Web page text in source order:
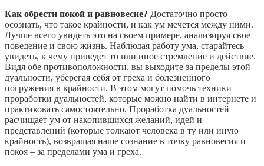
Как обрести покой и равновесие? Достаточно просто
осознать, что такое крайности, и как ум мечется между ними.
Лучше всего увидеть это на своем примере, анализируя свое
поведение и свою жизнь. Наблюдая работу ума, старайтесь
увидеть, к чему приведет то или иное стремление и действие.
Видя обе противоположности, вы выходите за пределы этой
дуальности, уберегая себя от греха и болезненного
погружения в крайности. В этом могут помочь техники
проработки дуальностей, которые можно найти в интернете и
практиковать самостоятельно. Проработка дуальностей
расчищает ум от накопившихся желаний, идей и
представлений (которые толкают человека в ту или иную
крайность), возвращая наше сознание в точку равновесия и
покоя – за пределами ума и греха.